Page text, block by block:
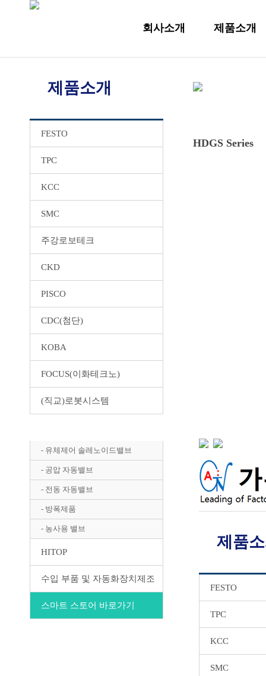
회사소개 제품소개
제품소개
FESTO
TPC
KCC
SMC
주강로보테크
CKD
PISCO
CDC(첨단)
KOBA
FOCUS(이화테크노)
(직교)로봇시스템
- 유체제어 솔레노이드밸브
- 공압 자동밸브
- 전동 자동밸브
- 방폭제품
- 농사용 밸브
HITOP
수입 부품 및 자동화장치제조
스마트 스토어 바로가기
HDGS Series
제품
FESTO
TPC
KCC
SMC